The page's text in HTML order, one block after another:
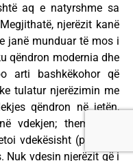
aq e natyrshme sa
njerëzit kanë
janë munduar të mos i
qëndron modernia dhe
arti bashkëkohor që
tulatur njerëzimin me
qëndron në jetën,
vdekjen; themi vdiq
vdekësisht (para një
Nuk vdesin njerëzit që i